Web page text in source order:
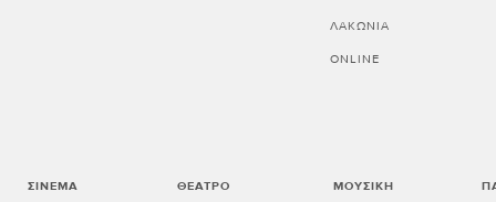
ΛΑΚΩΝΊΑ
ONLINE
ΣΙΝΕΜΆ ΘΈΑΤΡΟ ΜΟΥΣΙΚΉ